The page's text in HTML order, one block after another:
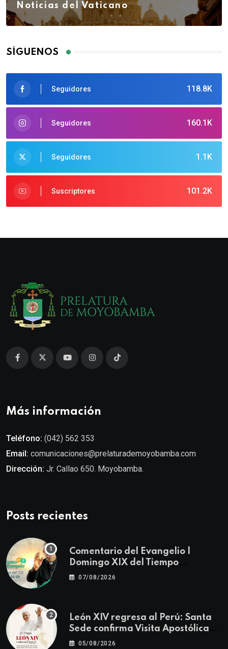
Noticias del Vaticano
SÍGUENOS
118.8K
Seguidores
160.1K
Seguidores
1.1K
Seguidores
101.2K
Suscriptores
Más información
Teléfono: (042) 562 353
Email: comunicaciones@prelaturademoyobamba.com
Dirección: Jr. Callao 650. Moyobamba.
Posts recientes
Comentario del Evangelio |
Domingo XIX del Tiempo
Ordinario | Mateo 14, 22-23
07/08/2026
León XIV regresa al Perú: Santa
Sede confirma Visita Apostólica
del 11 al 17 de noviembre
05/08/2026